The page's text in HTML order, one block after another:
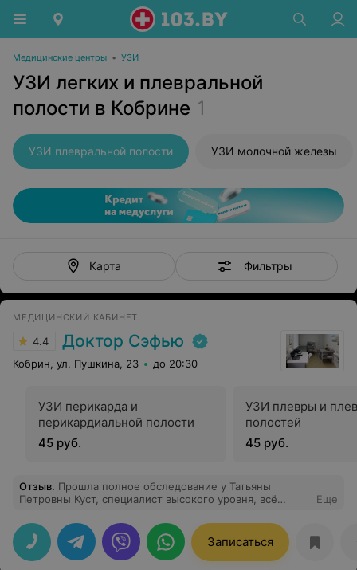
Медицинские центры • УЗИ
УЗИ легких и плевральной
полости в Кобрине 1
УЗИ плевральной полости УЗИ молочной железы
Карта Фильтры
МЕДИЦИНСКИЙ КАБИНЕТ
4.4 Доктор Сэфью
Кобрин, ул. Пушкина, 23 до 20:30
УЗИ перикарда и
перикардиальной полости
45 руб.
УЗИ плевры и
полостей
45 руб.
Отзыв. Прошла полное обследование у Татьяны
Петровны Куст, специалист высокого уровня, всё
назначила лечение. Очень ей благодарна.
Рекомендую. Ещё хотела бы отметить работу
администратора Виктории, очень внимательна,
доброжелательна, всё подскажет.
Еще
Записаться